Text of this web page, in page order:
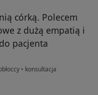
córką. Polecem
z dużą empatią i
pacjenta
• konsultacja